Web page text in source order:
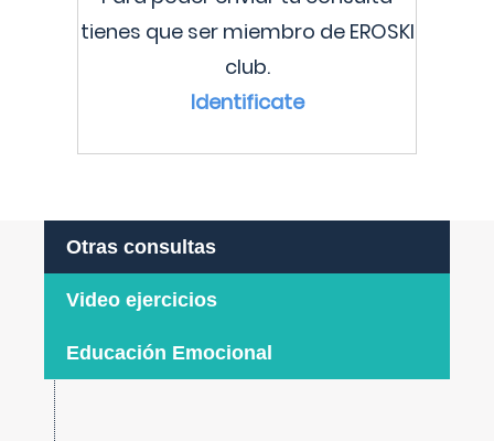
tienes que ser miembro de EROSKI
club.
Identificate
Otras consultas
Video ejercicios
Educación Emocional